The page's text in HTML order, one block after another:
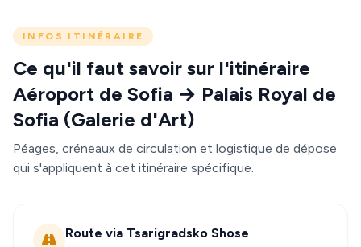
INFOS ITINÉRAIRE
Ce qu'il faut savoir sur l'itinéraire
Aéroport de Sofia → Palais Royal de
Sofia (Galerie d'Art)
Péages, créneaux de circulation et logistique de dépose
qui s'appliquent à cet itinéraire spécifique.
Route via Tsarigradsko Shose